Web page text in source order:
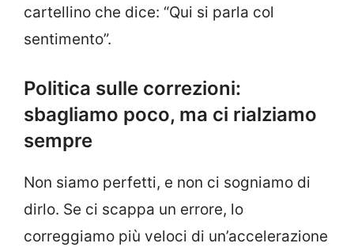
cartellino che dice: “Qui si parla col
sentimento”.
Politica sulle correzioni:
sbagliamo poco, ma ci rialziamo
sempre
Non siamo perfetti, e non ci sogniamo di
dirlo. Se ci scappa un errore, lo
correggiamo più veloci di un’accelerazione